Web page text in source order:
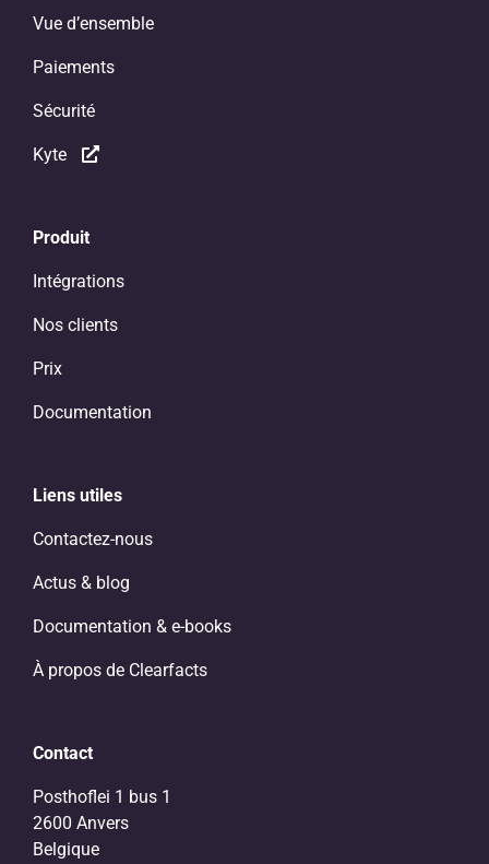
Vue d’ensemble
Paiements
Sécurité
Kyte
Produit
Intégrations
Nos clients
Prix
Documentation
Liens utiles
Contactez-nous
Actus & blog
Documentation & e-books
À propos de Clearfacts
Contact
Posthoflei 1 bus 1
2600 Anvers
Belgique